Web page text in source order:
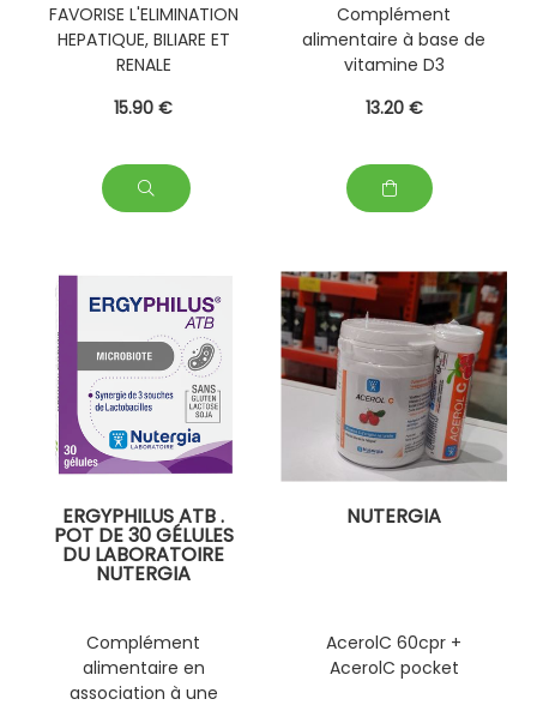
FAVORISE L'ELIMINATION
HEPATIQUE, BILIARE ET
RENALE
15.90 €
Complément
alimentaire à base de
vitamine D3
13.20 €
ERGYPHILUS ATB .
POT DE 30 GÉLULES
DU LABORATOIRE
NUTERGIA
Complément
alimentaire en
association à une
NUTERGIA
AcerolC 60cpr +
AcerolC pocket